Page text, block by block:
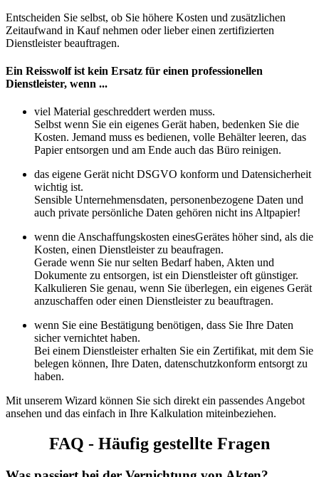
Entscheiden Sie selbst, ob Sie höhere Kosten und zusätzlichen
Zeitaufwand in Kauf nehmen oder lieber einen zertifizierten
Dienstleister beauftragen.
Ein Reisswolf ist kein Ersatz für einen professionellen
Dienstleister, wenn ...
viel Material geschreddert werden muss.
Selbst wenn Sie ein eigenes Gerät haben, bedenken Sie die
Kosten. Jemand muss es bedienen, volle Behälter leeren, das
Papier entsorgen und am Ende auch das Büro reinigen.
das eigene Gerät nicht DSGVO konform und Datensicherheit
wichtig ist.
Sensible Unternehmensdaten, personenbezogene Daten und
auch private persönliche Daten gehören nicht ins Altpapier!
wenn die Anschaffungskosten einesGerätes höher sind, als die
Kosten, einen Dienstleister zu beaufragen.
Gerade wenn Sie nur selten Bedarf haben, Akten und
Dokumente zu entsorgen, ist ein Dienstleister oft günstiger.
Kalkulieren Sie genau, wenn Sie überlegen, ein eigenes Gerät
anzuschaffen oder einen Dienstleister zu beauftragen.
wenn Sie eine Bestätigung benötigen, dass Sie Ihre Daten
sicher vernichtet haben.
Bei einem Dienstleister erhalten Sie ein Zertifikat, mit dem Sie
belegen können, Ihre Daten, datenschutzkonform entsorgt zu
haben.
Mit unserem Wizard können Sie sich direkt ein passendes Angebot
ansehen und das einfach in Ihre Kalkulation miteinbeziehen.
FAQ - Häufig gestellte Fragen